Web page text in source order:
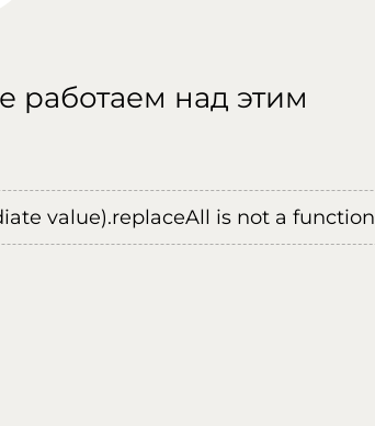
работаем над этим
value).replaceAll is not a function